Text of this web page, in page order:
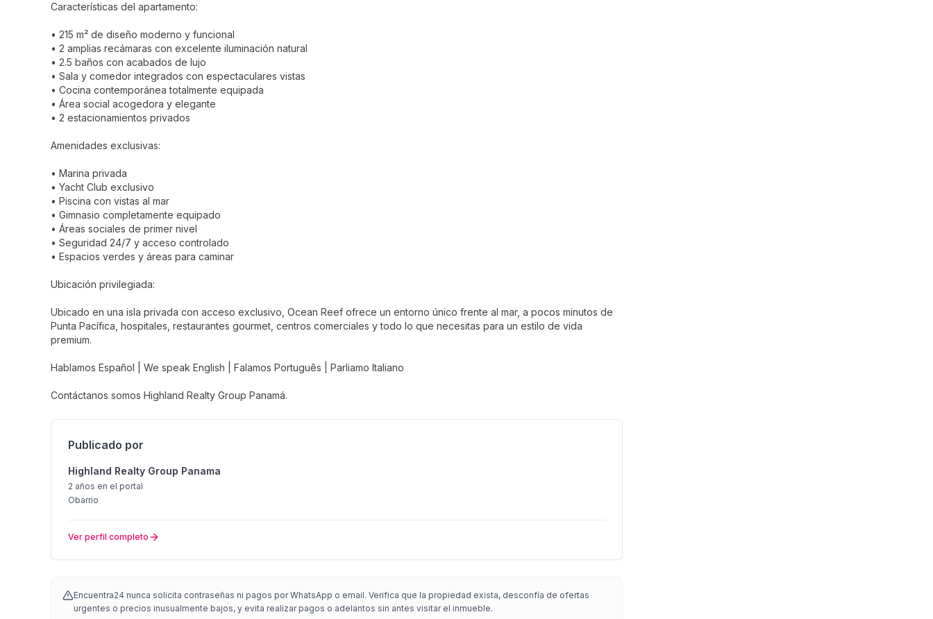
Características del apartamento:
• 215 m² de diseño moderno y funcional
• 2 amplias recámaras con excelente iluminación natural
• 2.5 baños con acabados de lujo
• Sala y comedor integrados con espectaculares vistas
• Cocina contemporánea totalmente equipada
• Área social acogedora y elegante
• 2 estacionamientos privados
Amenidades exclusivas:
• Marina privada
• Yacht Club exclusivo
• Piscina con vistas al mar
• Gimnasio completamente equipado
• Áreas sociales de primer nivel
• Seguridad 24/7 y acceso controlado
• Espacios verdes y áreas para caminar
Ubicación privilegiada:
Ubicado en una isla privada con acceso exclusivo, Ocean Reef ofrece un entorno único frente al mar, a pocos minutos de
Punta Pacífica, hospitales, restaurantes gourmet, centros comerciales y todo lo que necesitas para un estilo de vida
premium.
Hablamos Español | We speak English | Falamos Português | Parliamo Italiano
Contáctanos somos Highland Realty Group Panamá.
Publicado por
Highland Realty Group Panama
2 años en el portal
Obarrio
Ver perfil completo
Encuentra24 nunca solicita contraseñas ni pagos por WhatsApp o email. Verifica que la propiedad exista, desconfía de ofertas
urgentes o precios inusualmente bajos, y evita realizar pagos o adelantos sin antes visitar el inmueble.